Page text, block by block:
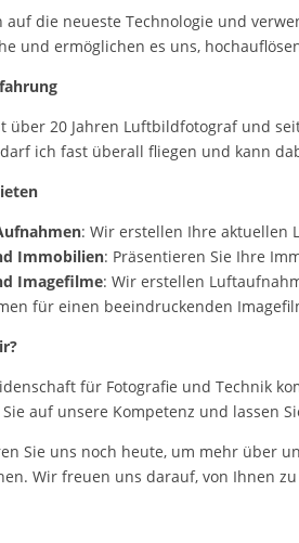
auf die neueste Technologie und
und ermöglichen es uns,
über 20 Jahren Luftbildfotograf und
ich fast überall fliegen und kann
: Wir erstellen Ihre aktuellen
Immobilien: Präsentieren Sie Ihre
Imagefilme: Wir erstellen
für einen beeindruckenden
für Fotografie und Technik
auf unsere Kompetenz und lassen
Sie uns noch heute, um mehr über
Wir freuen uns darauf, von Ihnen